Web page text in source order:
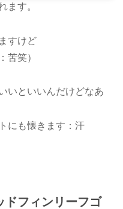
ます。
すけど
苦笑）
いといいんだけどなあ
にも懐きます：汗
ドフィンリーフゴ